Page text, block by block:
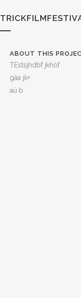
ABOUT THIS
TEstsjhdbf jkhöf
gäa jk+
aü b